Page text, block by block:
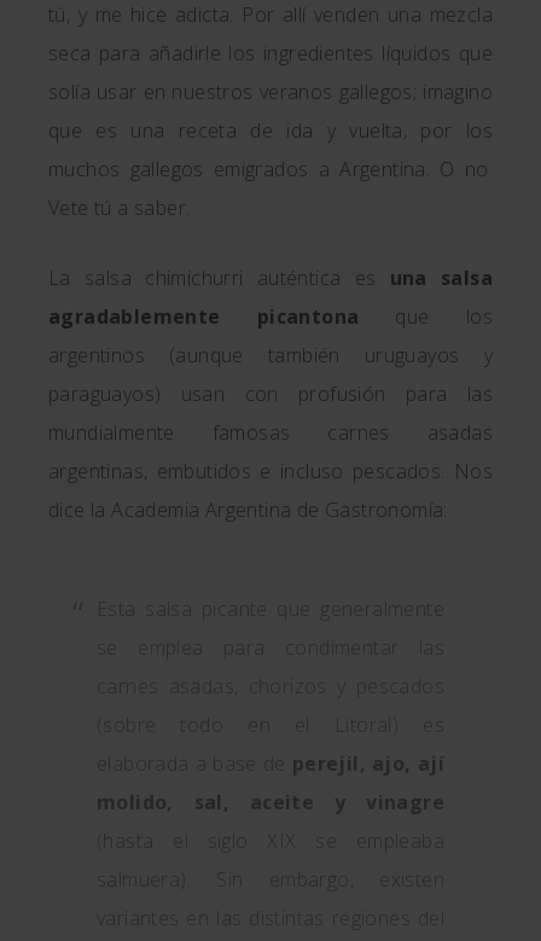
tú, y me hice adicta. Por allí venden una mezcla
seca para añadirle los ingredientes líquidos que
solía usar en nuestros veranos gallegos; imagino
que es una receta de ida y vuelta, por los
muchos gallegos emigrados a Argentina. O no.
Vete tú a saber.
La salsa chimichurri auténtica es una salsa
agradablemente picantona que los
argentinos (aunque también uruguayos y
paraguayos) usan con profusión para las
mundialmente famosas carnes asadas
argentinas, embutidos e incluso pescados. Nos
dice la Academia Argentina de Gastronomía:
Esta salsa picante que generalmente
se emplea para condimentar las
carnes asadas, chorizos y pescados
(sobre todo en el Litoral) es
perejil, ajo, ají
molido, sal, aceite y vinagre
(hasta el siglo XIX se empleaba
salmuera). Sin embargo, existen
variantes en las distintas regiones del